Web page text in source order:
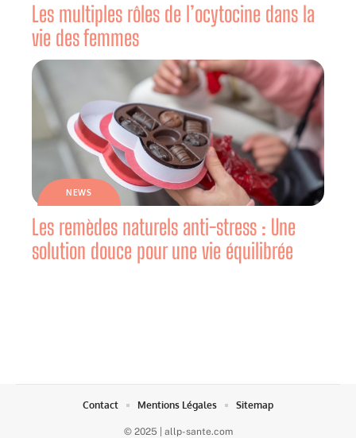
Les multiples rôles de l’ocytocine dans la
vie des femmes
NEWS
Les remèdes naturels anti-stress : Une
solution douce pour une vie équilibrée
© 2025 | allp-sante.com
Contact Mentions Légales Sitemap